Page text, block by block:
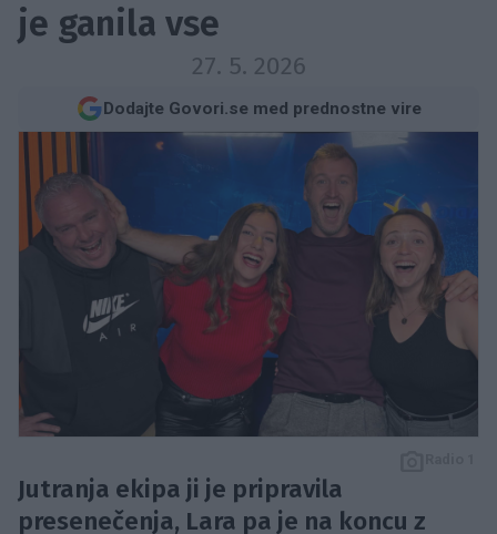
je ganila vse
27. 5. 2026
Dodajte Govori.se med prednostne vire
Jutranja ekipa ji je pripravila
presenečenja, Lara pa je na koncu z